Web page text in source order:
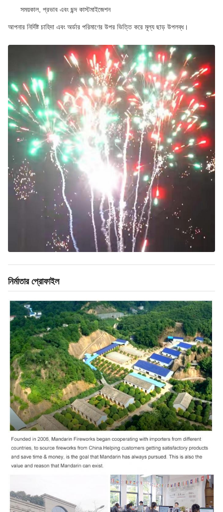
সময়কাল, প্রভাব এবং ছন্দ কাস্টমাইজেশন
আপনার নির্দিষ্ট চাহিদা এবং অর্ডার পরিমাণের উপর ভিত্তি করে মূল্য ছাড় উপলব্ধ।
নির্মাতার প্রোফাইল